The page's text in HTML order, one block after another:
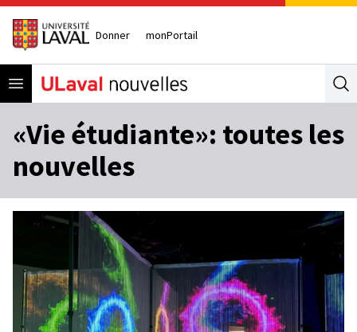
Donner monPortail
Open menu
«Vie étudiante»: toutes les
nouvelles